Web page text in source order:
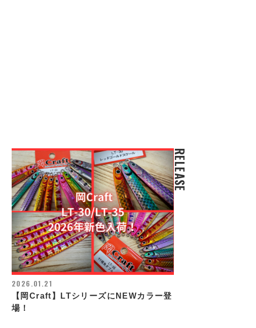
RELEASE
2026.01.21
【岡Craft】LTシリーズにNEWカラー登
場！